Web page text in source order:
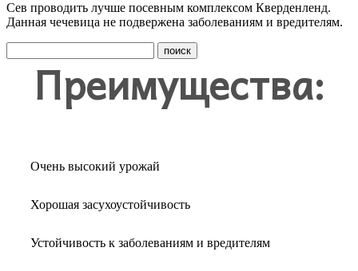
Сев проводить лучше посевным комплексом Кверденленд.
Данная чечевица не подвержена заболеваниям и вредителям.
Преимущества:
Очень высокий урожай
Хорошая засухоустойчивость
Устойчивость к заболеваниям и вредителям